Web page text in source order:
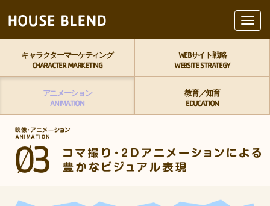
キャラクターマーケティング
CHARACTER MARKETING
WEBサイト戦略
WEBSITE STRATEGY
アニメーション
ANIMATION
教育／知育
EDUCATION